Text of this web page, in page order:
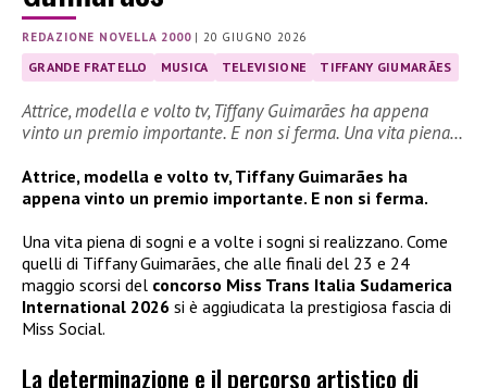
REDAZIONE NOVELLA 2000|20 GIUGNO 2026
GRANDE FRATELLO MUSICA TELEVISIONE TIFFANY GIUMARÃES
Attrice, modella e volto tv, Tiffany Guimarães ha appena
vinto un premio importante. E non si ferma. Una vita piena…
Attrice, modella e volto tv, Tiffany Guimarães ha
appena vinto un premio importante. E non si ferma.
Una vita piena di sogni e a volte i sogni si realizzano. Come
quelli di Tiffany Guimarães, che alle finali del 23 e 24
maggio scorsi del concorso Miss Trans Italia Sudamerica
International 2026 si è aggiudicata la prestigiosa fascia di
Miss Social.
La determinazione e il percorso artistico di